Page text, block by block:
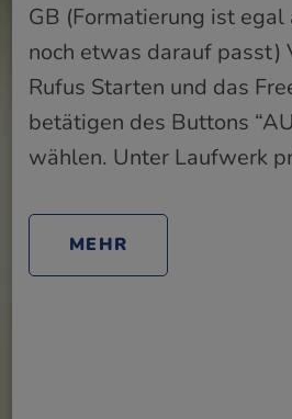
GB (Formatierung ist
noch etwas darauf passt)
Rufus Starten und das
betätigen des Buttons
wählen. Unter Laufwerk
MEHR